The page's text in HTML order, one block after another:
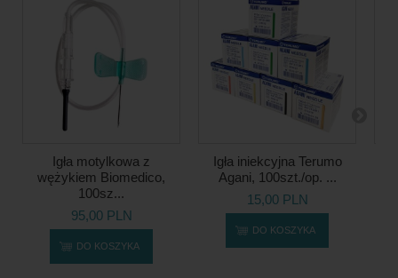
Igła motylkowa z
wężykiem Biomedico,
100sz...
95,00 PLN
DO KOSZYKA
Igła iniekcyjna Terumo
Agani, 100szt./op. ...
15,00 PLN
DO KOSZYKA